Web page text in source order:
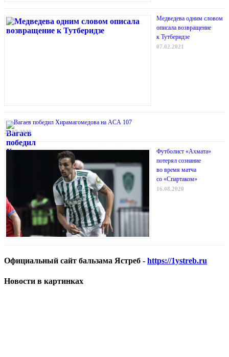
Медведева одним словом
описала возвращение
к Тутберидзе
07.02.2021
Вагаев победил Хирамагомедова на ACA 107
26.07.2020
Футболист «Ахмата»
потерял сознание
во время матча
со «Спартаком»
16.08.2020
Официальный сайт бальзама Ястреб - https://1ystreb.ru
Новости в картинках